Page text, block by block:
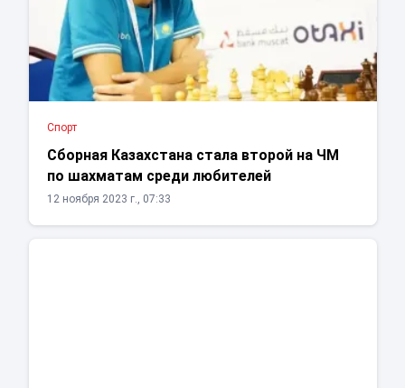
Спорт
Сборная Казахстана стала второй на ЧМ
по шахматам среди любителей
12 ноября 2023 г., 07:33